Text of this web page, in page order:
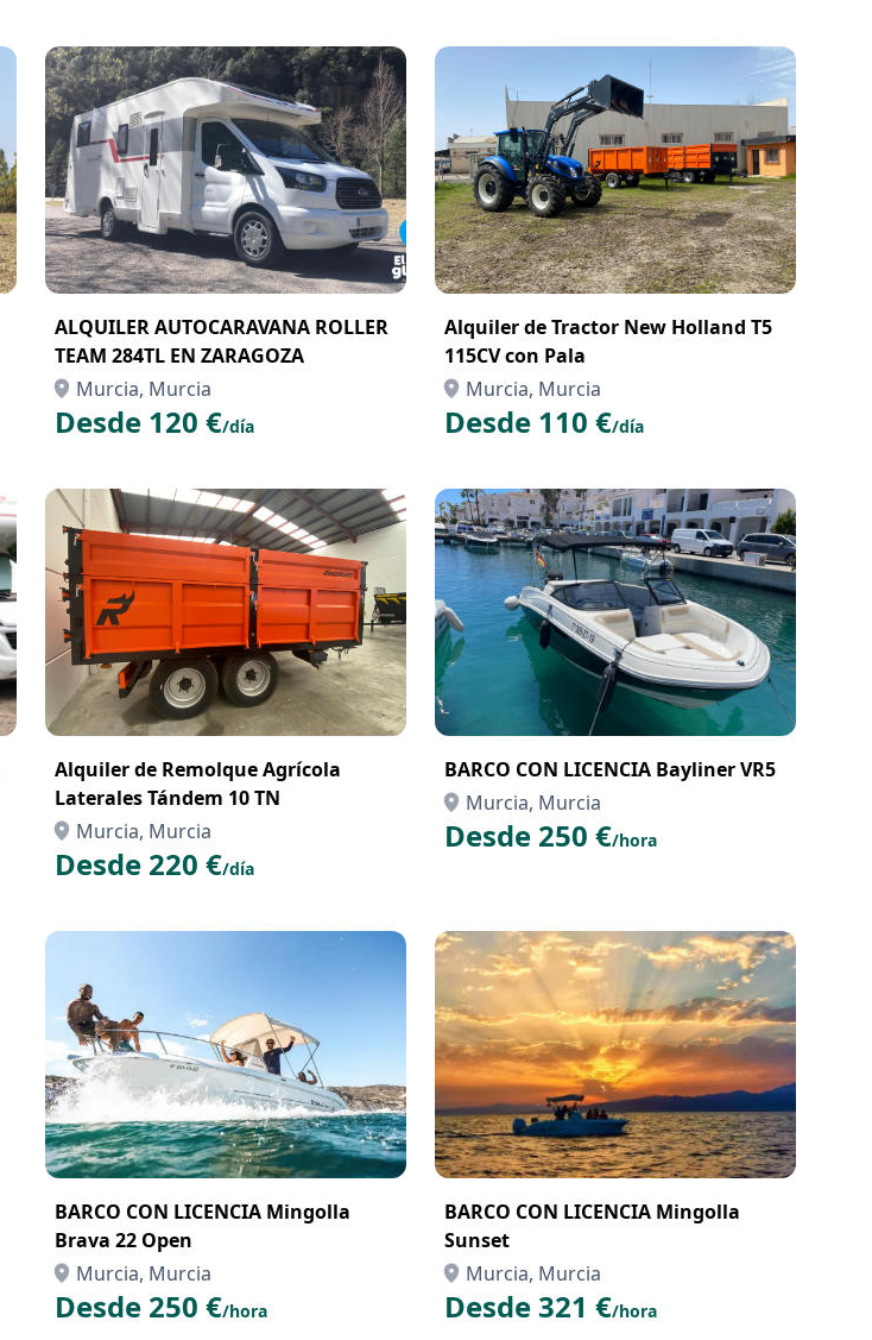
ALQUILER AUTOCARAVANA ROLLER
TEAM 284TL EN ZARAGOZA
Murcia, Murcia
Desde 120 €/día
Alquiler de Tractor New Holland T5
115CV con Pala
Murcia, Murcia
Desde 110 €/día
Alquiler de Remolque Agrícola
Laterales Tándem 10 TN
Murcia, Murcia
Desde 220 €/día
BARCO CON LICENCIA Bayliner VR5
Murcia, Murcia
Desde 250 €/hora
BARCO CON LICENCIA Mingolla
Brava 22 Open
Murcia, Murcia
Desde 250 €/hora
BARCO CON LICENCIA Mingolla
Sunset
Murcia, Murcia
Desde 321 €/hora